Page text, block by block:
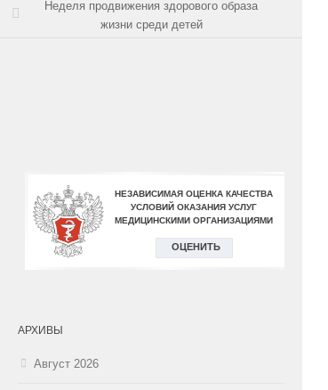
Неделя продвижения здорового образа
жизни среди детей
АРХИВЫ
Август 2026